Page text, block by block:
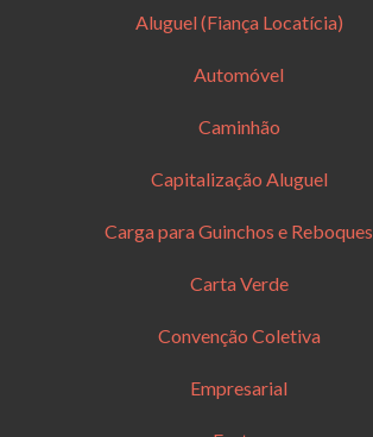
Aluguel (Fiança Locatícia)
Automóvel
Caminhão
Capitalização Aluguel
Carga para Guinchos e Reboques
Carta Verde
Convenção Coletiva
Empresarial